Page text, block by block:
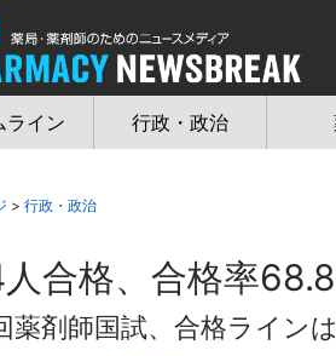
ライン 行政・政治
> 行政・政治
合格、合格率
薬剤師国試、合格ライン